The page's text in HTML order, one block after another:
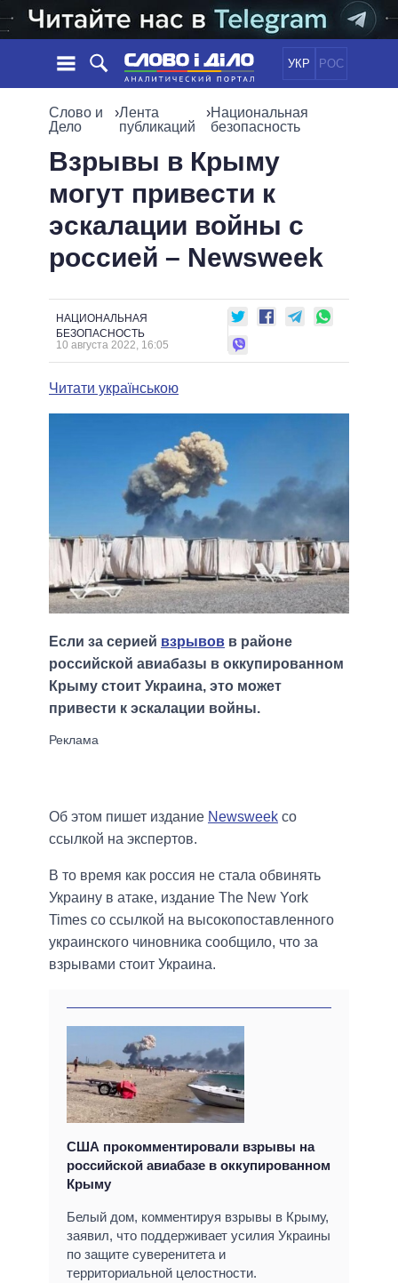
УКР РОС
НОВОСТИ
СОБЫТИЯ
СТАТЬИ
МНЕНИЯ
ОБЗОРЫ
ЭКОНОМИКА
ОБЩЕСТВО
МИР
ОБЕЩАНИЯ
ПОЛИТИКИ
ВСЕ ПОЛИТИКИ
ПРЕЗИДЕНТ И ОФИС
ГЛАВЫ ОБЛАДМИНИСТРАЦИЙ
МЭРЫ
ВСЕ ПЕРСОНЫ
ИНФОГРАФИКА
ВИДЕО
ПОДДЕРЖАТЬ
СРАВНЕНИЕ ПОЛИТИКОВ
Слово и
Дело
›Лента
публикаций
›Национальная
безопасность
Взрывы в Крыму
могут привести к
эскалации войны с
россией – Newsweek
НАЦИОНАЛЬНАЯ
БЕЗОПАСНОСТЬ
10 августа 2022, 16:05
Читати українською
Если за серией взрывов в районе
российской авиабазы в оккупированном
Крыму стоит Украина, это может
привести к эскалации войны.
Об этом пишет издание Newsweek со
ссылкой на экспертов.
В то время как россия не стала обвинять
Украину в атаке, издание The New York
Times со ссылкой на высокопоставленного
украинского чиновника сообщило, что за
взрывами стоит Украина.
США прокомментировали взрывы на
российской авиабазе в оккупированном
Крыму
Белый дом, комментируя взрывы в Крыму,
заявил, что поддерживает усилия Украины
по защите суверенитета и
территориальной целостности.